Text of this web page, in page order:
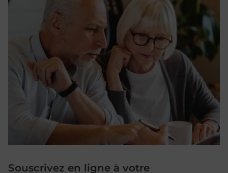
Souscrivez en ligne à votre